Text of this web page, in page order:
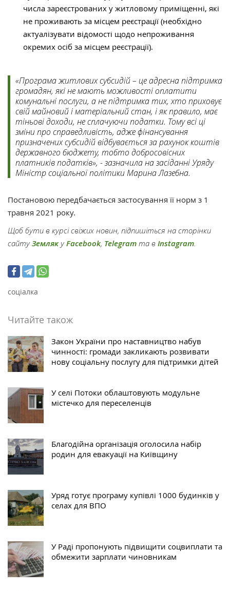
числа зареєстрованих у житловому приміщенні, які
не проживають за місцем реєстрації (необхідно
актуалізувати відомості щодо непроживання
окремих осіб за місцем реєстрації).
«Програма житлових субсидій – це адресна підтримка
громадян, які не мають можливості оплатити
комунальні послуги, а не підтримка тих, хто приховує
свій майновий і матеріальний стан, і як правило, має
тіньові доходи, не сплачуючи податки. Тому всі ці
зміни про справедливість, адже фінансування
призначених субсидій відбувається за рахунок коштів
державного бюджету, тобто добросовісних
платників податків», - зазначила на засіданні Уряду
Міністр соціальної політики Марина Лазебна.
Постановою передбачається застосування її норм з 1
травня 2021 року.
Щоб бути в курсі свіжих новин, підпишіться на сторінки
сайтуЗемлякуFacebook, Telegram та в Instagram
соціалка
Читайте також
Закон України про наставництво набув
чинності: громади закликають розвивати
нову соціальну послугу для підтримки дітей
У селі Потоки облаштовують модульне
містечко для переселенців
Благодійна організація оголосила набір
родин для евакуації на Київщину
Уряд готує програму купівлі 1000 будинків у
селах для ВПО
У Раді пропонують підвищити соцвиплати та
обмежити зарплати чиновникам